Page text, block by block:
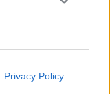
Privacy Policy